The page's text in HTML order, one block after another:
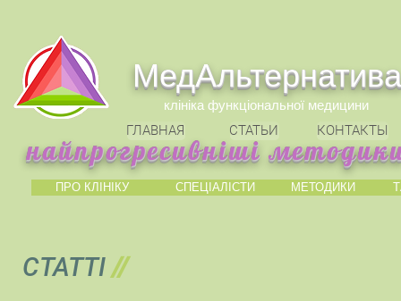
ГЛАВНАЯ СТАТЬИ КОНТАКТЫ
МедАльтернатива
найпрогресивніші
клініка функціональної медицини
ПРО КЛІНІКУ СПЕЦІАЛІСТИ МЕТОДИКИ
СТАТТІ//